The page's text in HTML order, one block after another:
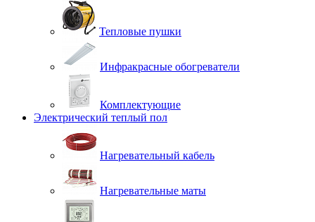
Тепловые пушки
Инфракрасные обогреватели
Комплектующие
Электрический теплый пол
Нагревательный кабель
Нагревательные маты